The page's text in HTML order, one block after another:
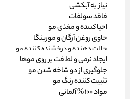
نیاز به آبکشی
فاقد سولفات
احیا کننده و مغذی مو
حاوی روغن آرگان و مورینگا
حالت دهنده و درخشنده کننده مو
ایجاد نرمی و لطافت بر روی موها
جلوگیری از دو شاخه شدن مو
تثبیت کننده رنگ مو
مواد 100 % آلمانی